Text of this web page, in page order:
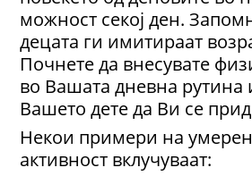
можност секој ден.
децата ги имитираат
Почнете да внесувате
во Вашата дневна рутина
Вашето дете да Ви се
Некои примери на
активност вклучуваат: